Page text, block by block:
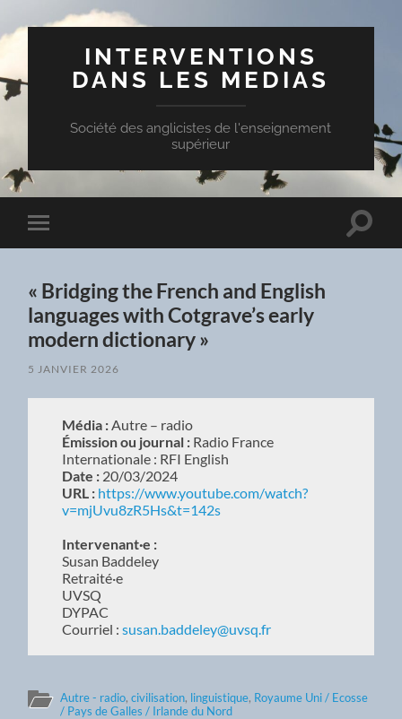
INTERVENTIONS
DANS LES MEDIAS
Société des anglicistes de l'enseignement
supérieur
Toggle
mobile
Toggle
« Bridging the French and English
languages with Cotgrave’s early
modern dictionary »
5 JANVIER 2026
Média : Autre – radio
Émission ou journal : Radio France
Internationale : RFI English
Date : 20/03/2024
URL : https://www.youtube.com/watch?
v=mjUvu8zR5Hs&t=142s
Intervenant·e :
Susan Baddeley
Retraité·e
UVSQ
DYPAC
Courriel :susan.baddeley@uvsq.fr
Autre - radio,civilisation, linguistique, Royaume Uni / Ecosse
/ Pays de Galles / Irlande du Nord